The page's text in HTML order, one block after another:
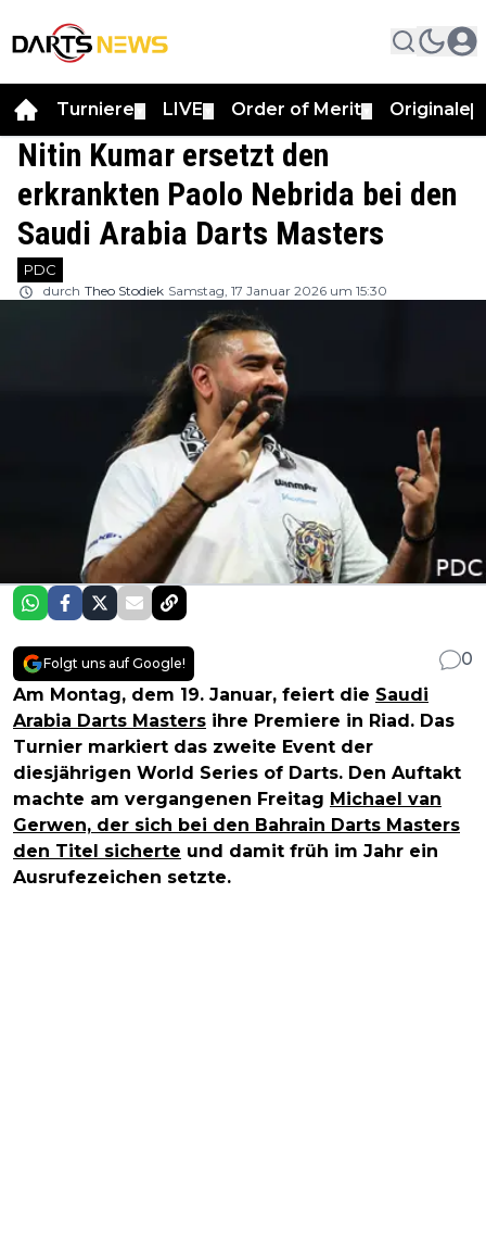
Turniere LIVE Order of Merit Originale
Nitin Kumar ersetzt den
erkrankten Paolo Nebrida bei den
Saudi Arabia Darts Masters
PDC
durch Theo Stodiek Samstag, 17 Januar 2026 um 15:30
Folgt uns auf Google!
0
Am Montag, dem 19. Januar, feiert die Saudi
Arabia Darts Masters ihre Premiere in Riad. Das
Turnier markiert das zweite Event der
diesjährigen World Series of Darts. Den Auftakt
machte am vergangenen Freitag Michael van
Gerwen, der sich bei den Bahrain Darts Masters
den Titel sicherte und damit früh im Jahr ein
Ausrufezeichen setzte.